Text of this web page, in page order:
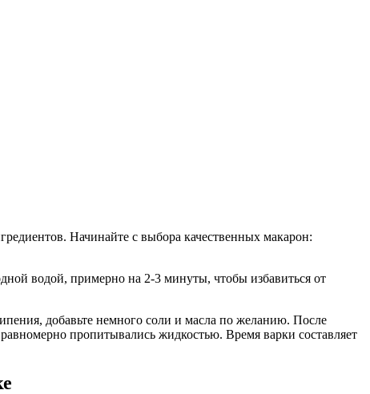
Начинайте с выбора качественных макарон:
водой, примерно на 2-3 минуты, чтобы избавиться от
добавьте немного соли и масла по желанию. После
пропитывались жидкостью. Время варки составляет